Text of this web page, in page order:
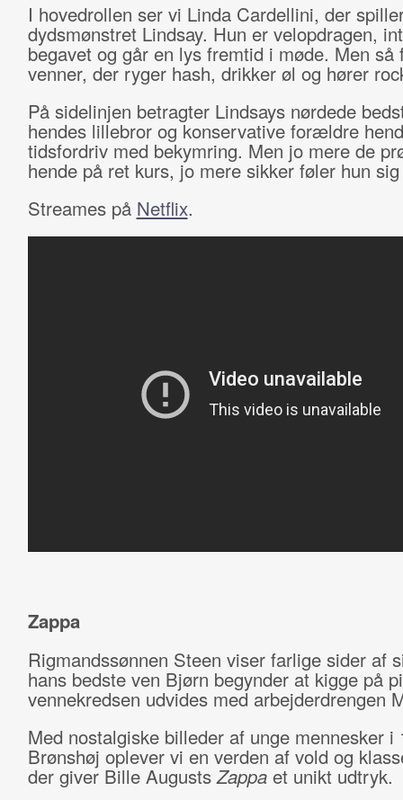
I hovedrollen ser vi Linda Cardellini, der
dydsmønstret Lindsay. Hun er velopdragen,
begavet og går en lys fremtid i møde. Men så
venner, der ryger hash, drikker øl og hører
På sidelinjen betragter Lindsays nørdede
hendes lillebror og konservative forældre
tidsfordriv med bekymring. Men jo mere de
hende på ret kurs, jo mere sikker føler hun
Streames på Netflix.
Zappa
Rigmandssønnen Steen viser farlige sider af
hans bedste ven Bjørn begynder at kigge på
vennekredsen udvides med arbejderdrengen
Med nostalgiske billeder af unge mennesker i
Brønshøj oplever vi en verden af vold og
der giver Bille AugustsZappaet unikt udtryk.